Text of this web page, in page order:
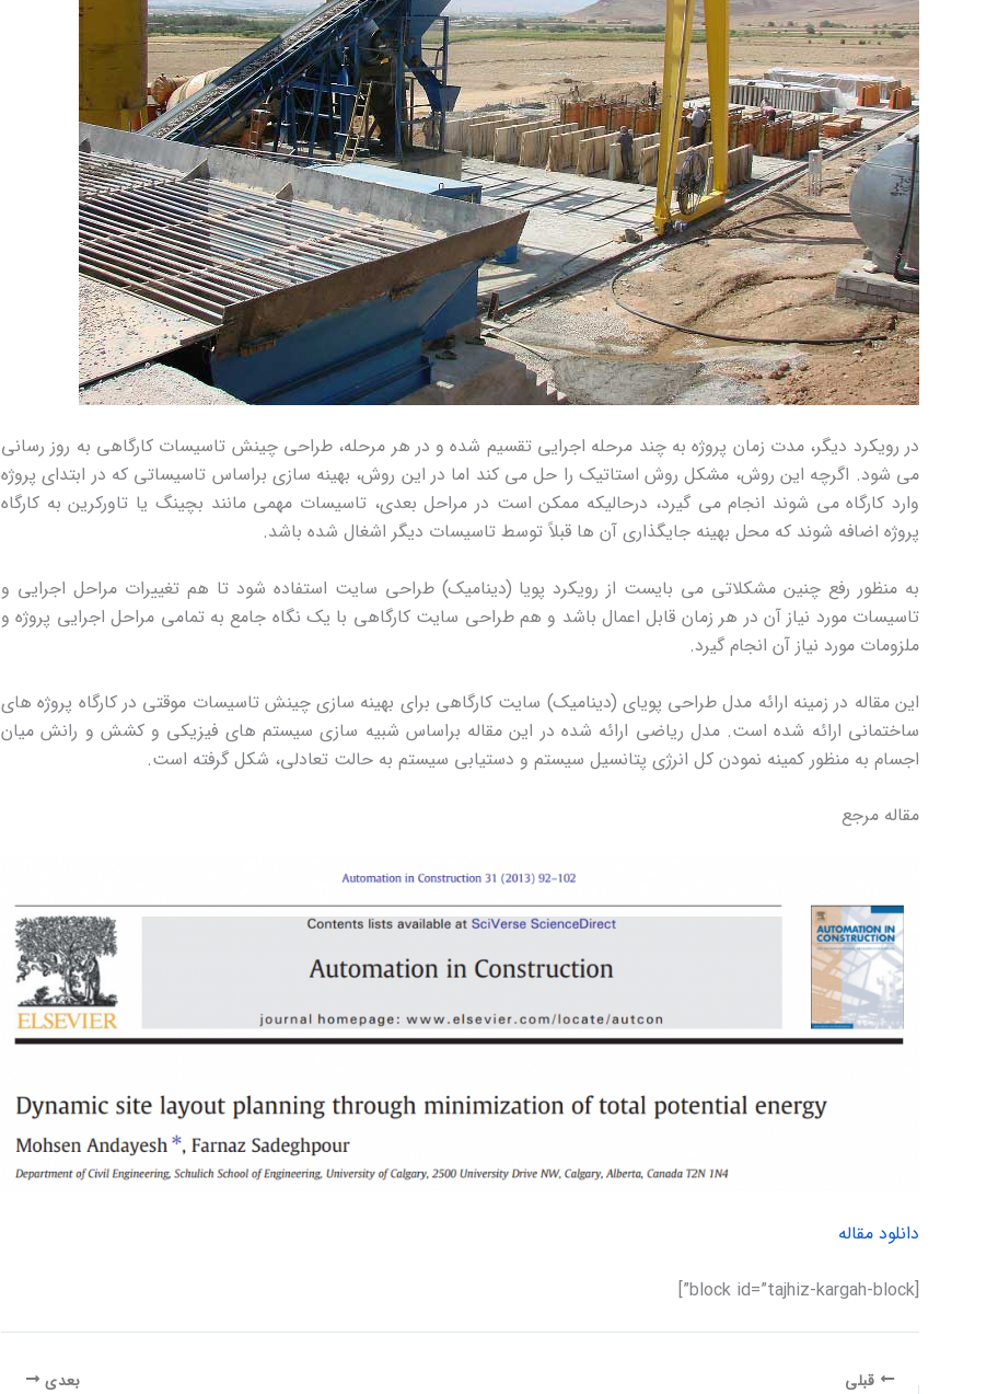
در رویکرد دیگر، مدت زمان پروژه به چند مرحله اجرایی تقسیم شده و در هر مرحله، طراحی چینش تاسیسات کارگاهی به روز رسانی
می شود. اگرچه این روش، مشکل روش استاتیک را حل می کند اما در این روش، بهینه سازی براساس تاسیساتی که در ابتدای پروژه
وارد کارگاه می شوند انجام می گیرد، درحالیکه ممکن است در مراحل بعدی، تاسیسات مهمی مانند بچینگ یا تاورکرین به کارگاه
پروژه اضافه شوند که محل بهینه جایگذاری آن ها قبلاً توسط تاسیسات دیگر اشغال شده باشد.
به منظور رفع چنین مشکلاتی می بایست از رویکرد پویا (دینامیک) طراحی سایت استفاده شود تا هم تغییرات مراحل اجرایی و
تاسیسات مورد نیاز آن در هر زمان قابل اعمال باشد و هم طراحی سایت کارگاهی با یک نگاه جامع به تمامی مراحل اجرایی پروژه و
ملزومات مورد نیاز آن انجام گیرد.
این مقاله در زمینه ارائه مدل طراحی پویای (دینامیک) سایت کارگاهی برای بهینه سازی چینش تاسیسات موقتی در کارگاه پروژه های
ساختمانی ارائه شده است. مدل ریاضی ارائه شده در این مقاله براساس شبیه سازی سیستم های فیزیکی و کشش و رانش میان
اجسام به منظور کمینه نمودن کل انرژی پتانسیل سیستم و دستیابی سیستم به حالت تعادلی، شکل گرفته است.
مقاله مرجع
دانلود مقاله
[block id=”tajhiz-kargah-block”]
قبلی بعدی